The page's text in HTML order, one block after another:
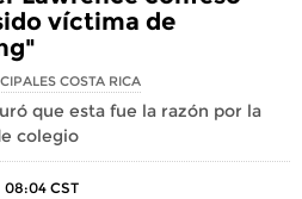
víctima de
COSTA RICA
que esta fue la razón por la
colegio
08:04 CST